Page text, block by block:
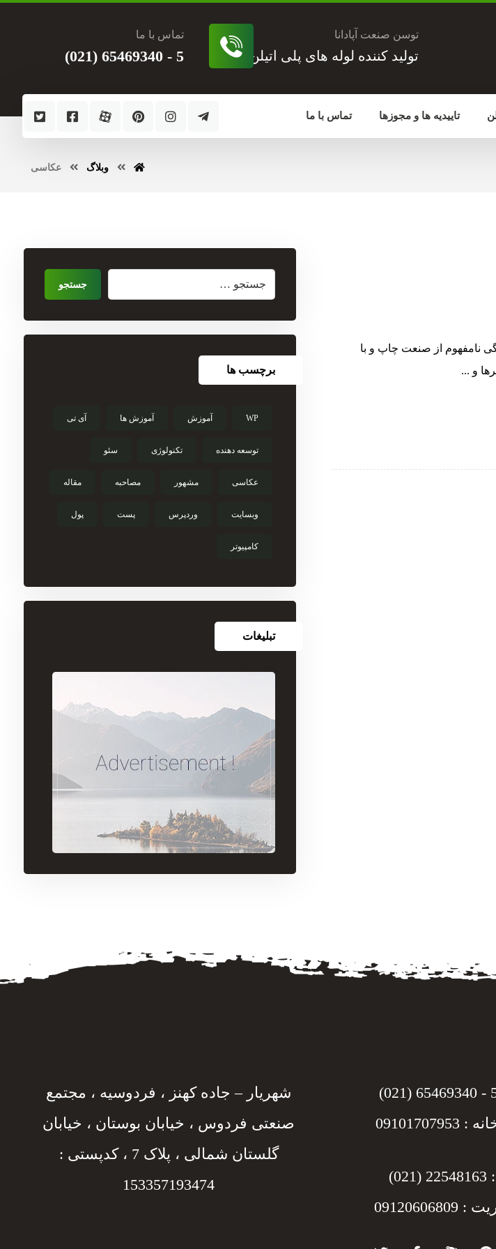
توسن صنعت آپادانا
تولید کننده لوله های پلی اتیلن
تماس با ما
5 - 65469340 (021)
تاییدیه ها و مجوزها تماس با ما
وبلاگ عکاسی
نامفهوم از صنعت چاپ و با
و ...
جستجو
برچسب ها
WP آموزش آموزش ها آی تی
توسعه دهنده تکنولوژی سئو
عکاسی مشهور مصاحبه مقاله
وبسایت وردپرس پست پول
کامپیوتر
تبلیغات
شهریار – جاده کهنز ، فردوسیه ، مجتمع
صنعتی فردوس ، خیابان بوستان ، خیابان
گلستان شمالی ، پلاک 7 ، کدپستی :
153357193474